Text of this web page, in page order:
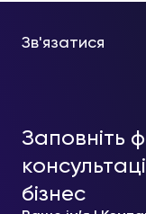
Зв'язатися
Заповніть
бізнес